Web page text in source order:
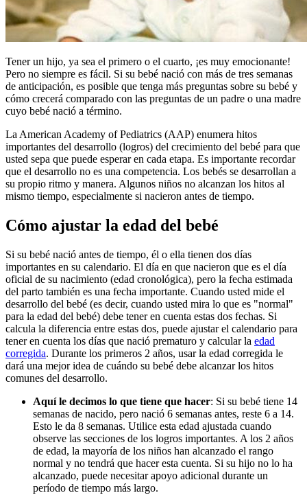
Tener un hijo, ya sea el primero o el cuarto, ¡es muy emocionante!
Pero no siempre es fácil. Si su bebé nació con más de tres semanas
de anticipación, es posible que tenga más preguntas sobre su bebé y
cómo crecerá comparado con las preguntas de un padre o una madre
cuyo bebé nació a término.
La American Academy of Pediatrics (AAP) enumera hitos
importantes del desarrollo (logros) del crecimiento del bebé para que
usted sepa que puede esperar en cada etapa. Es importante recordar
que el desarrollo no es una competencia. Los bebés se desarrollan a
su propio ritmo y manera. Algunos niños no alcanzan los hitos al
mismo tiempo, especialmente si nacieron antes de tiempo.
Cómo ajustar la edad del bebé
Si su bebé nació antes de tiempo, él o ella tienen dos días
importantes en su calendario. El día en que nacieron que es el día
oficial de su nacimiento (edad cronológica), pero la fecha estimada
del parto también es una fecha importante. Cuando usted mide el
desarrollo del bebé (es decir, cuando usted mira lo que es "normal"
para la edad del bebé) debe tener en cuenta estas dos fechas. Si
calcula la diferencia entre estas dos, puede ajustar el calendario para
tener en cuenta los días que nació prematuro y calcular la edad
corregida. Durante los primeros 2 años, usar la edad corregida le
dará una mejor idea de cuándo su bebé debe alcanzar los hitos
comunes del desarrollo.
Aquí le decimos lo que tiene que hacer: Si su bebé tiene 14
semanas de nacido, pero nació 6 semanas antes, reste 6 a 14.
Esto le da 8 semanas. Utilice esta edad ajustada cuando
observe las secciones de los logros importantes. A los 2 años
de edad, la mayoría de los niños han alcanzado el rango
normal y no tendrá que hacer esta cuenta. Si su hijo no lo ha
alcanzado, puede necesitar apoyo adicional durante un
período de tiempo más largo.